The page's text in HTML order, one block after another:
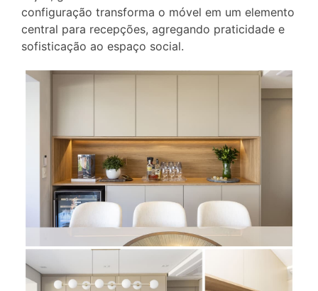
configuração transforma o móvel em um elemento
central para recepções, agregando praticidade e
sofisticação ao espaço social.